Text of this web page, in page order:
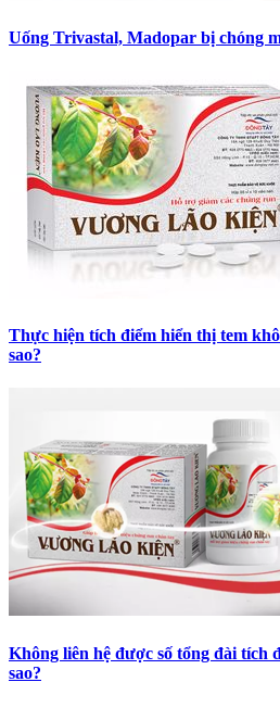
Uống Trivastal, Madopar bị chóng
Thực hiện tích điểm hiển thị tem
sao?
Không liên hệ được số tổng đài tích
sao?